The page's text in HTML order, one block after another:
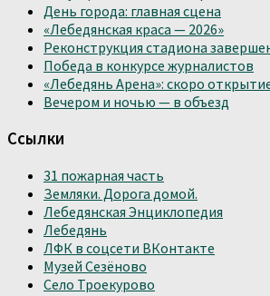
День города: главная сцена
«Лебедянская краса — 2026»
Реконструкция стадиона
Победа в конкурсе журналистов
«Лебедянь Арена»: скоро
Вечером и ночью — в объезд
Ссылки
31 пожарная часть
Земляки. Дорога домой.
Лебедянская Энциклопедия
Лебедянь
ЛФК в соцсети ВКонтакте
Музей Сезёново
Село Троекурово